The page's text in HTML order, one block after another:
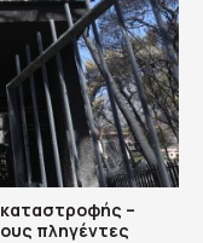
–
πληγέντες